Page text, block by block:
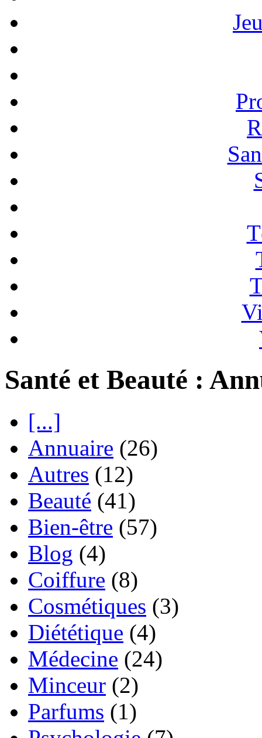
Santé et Beauté :
[...]
Annuaire (26)
Autres (12)
Beauté (41)
Bien-être (57)
Blog (4)
Coiffure (8)
Cosmétiques (3)
Diététique (4)
Médecine (24)
Minceur (2)
Parfums (1)